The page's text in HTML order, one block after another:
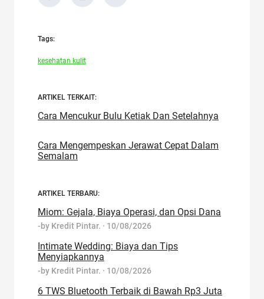
Tags:
kesehatan kulit
ARTIKEL TERKAIT:
Cara Mencukur Bulu Ketiak Dan Setelahnya
Cara Mengempeskan Jerawat Cepat Dalam
Semalam
ARTIKEL TERBARU:
Miom: Gejala, Biaya Operasi, dan Opsi Dana
-by Kredit Pintar. · 10/08/2026
Intimate Wedding: Biaya dan Tips
Menyiapkannya
-by Kredit Pintar. · 10/08/2026
6 TWS Bluetooth Terbaik di Bawah Rp3 Juta